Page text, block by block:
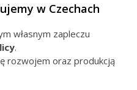
w Czechach
własnym zapleczu
.
rozwojem oraz produkcją